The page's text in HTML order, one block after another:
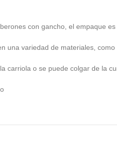
con gancho, el empaque
una variedad de materiales,
carriola o se puede colgar de la